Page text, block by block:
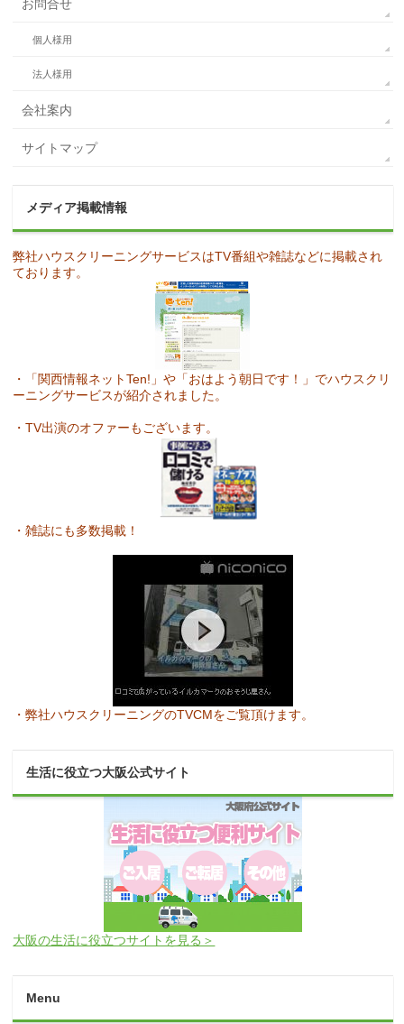
お問合せ
個人様用
法人様用
会社案内
サイトマップ
メディア掲載情報
弊社ハウスクリーニングサービスはTV番組や雑誌などに掲載され
ております。
・「関西情報ネットTen!」や「おはよう朝日です！」でハウスクリ
ーニングサービスが紹介されました。
・TV出演のオファーもございます。
・雑誌にも多数掲載！
・弊社ハウスクリーニングのTVCMをご覧頂けます。
生活に役立つ大阪公式サイト
大阪の生活に役立つサイトを見る＞
Menu